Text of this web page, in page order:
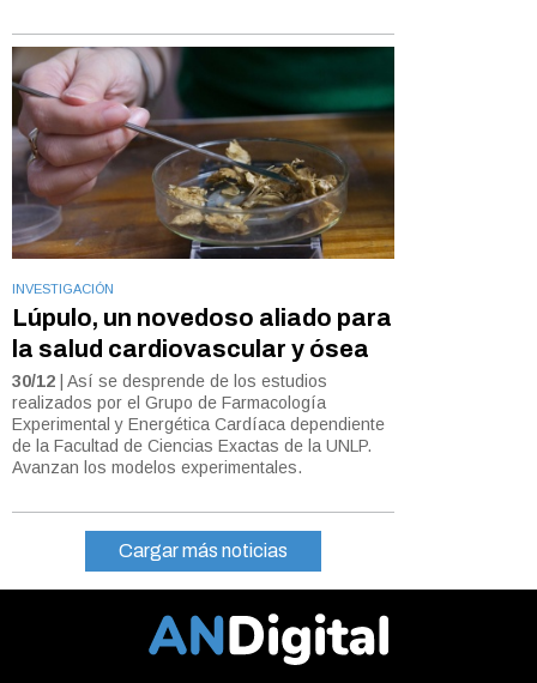
INVESTIGACIÓN
Lúpulo, un novedoso aliado para
la salud cardiovascular y ósea
30/12 | Así se desprende de los estudios
realizados por el Grupo de Farmacología
Experimental y Energética Cardíaca dependiente
de la Facultad de Ciencias Exactas de la UNLP.
Avanzan los modelos experimentales.
Cargar más noticias